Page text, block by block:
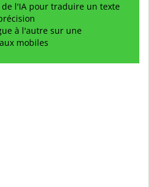
l'IA pour traduire un texte
à l'autre sur une
mobiles